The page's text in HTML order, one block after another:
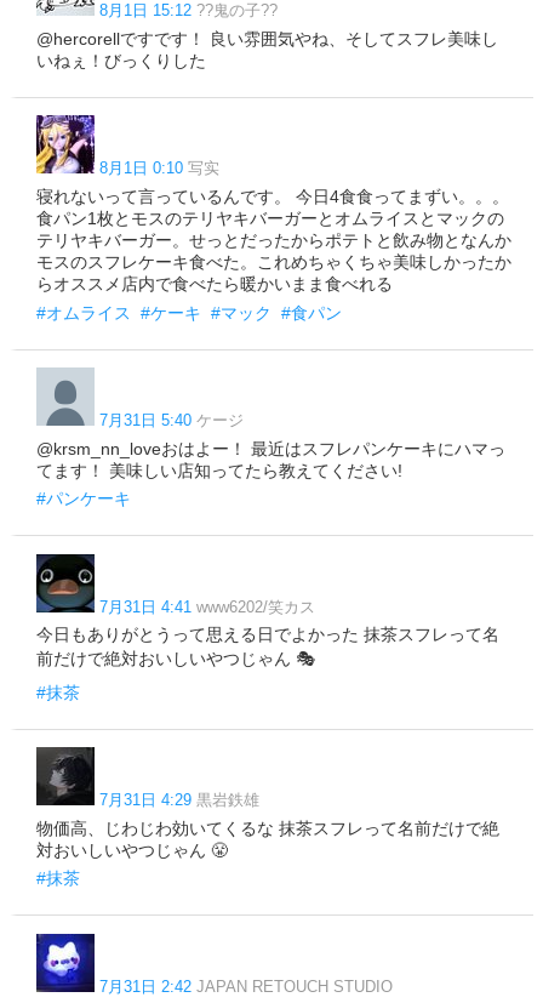
8月1日 15:12 ??鬼の子??
@hercorellですです！ 良い雰囲気やね、そしてスフレ美味し
いねぇ！びっくりした
8月1日 0:10 写实
寝れないって言っているんです。 今日4食食ってまずい。。。
食パン1枚とモスのテリヤキバーガーとオムライスとマックの
テリヤキバーガー。せっとだったからポテトと飲み物となんか
モスのスフレケーキ食べた。これめちゃくちゃ美味しかったか
らオススメ店内で食べたら暖かいまま食べれる
#オムライス
#ケーキ #マック #食パン
7月31日 5:40 ケージ
@krsm_nn_loveおはよー！ 最近はスフレパンケーキにハマっ
てます！ 美味しい店知ってたら教えてください!
#パンケーキ
7月31日 4:41 www6202/笑カス
今日もありがとうって思える日でよかった 抹茶スフレって名
前だけで絶対おいしいやつじゃん 🎭
#抹茶
7月31日 4:29 黒岩鉄雄
物価高、じわじわ効いてくるな 抹茶スフレって名前だけで絶
対おいしいやつじゃん 😤
#抹茶
7月31日 2:42 JAPAN RETOUCH STUDIO